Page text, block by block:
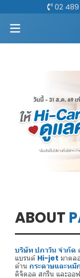
02
ABOUT
บริษัท ปภาวิน จำกัด
แบรนด์ Hi-jet มาตล
ด้าน กระดาษและห
ดิจิตอล สกรีน และออ